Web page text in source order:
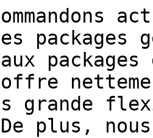
packages
offre
grande
De plus,